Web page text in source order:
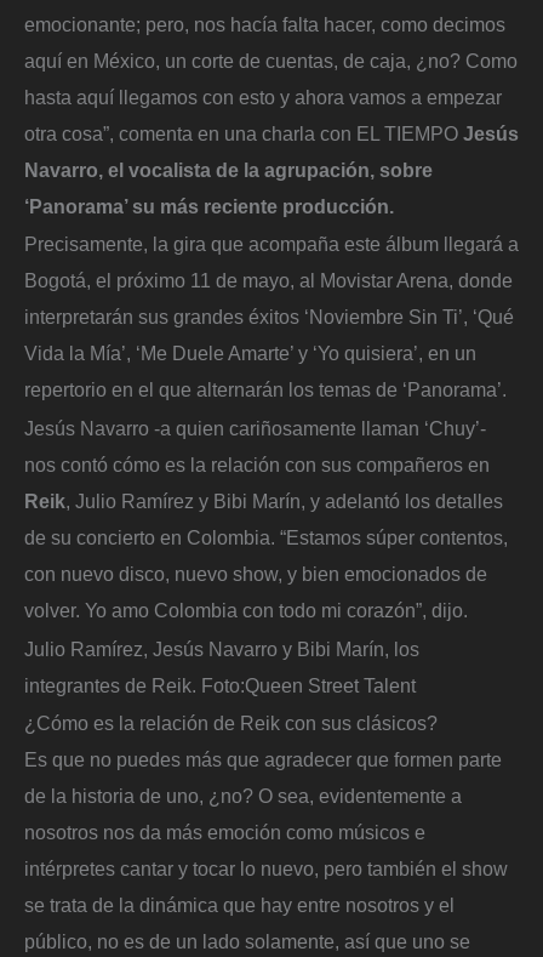
emocionante; pero, nos hacía falta hacer, como decimos
aquí en México, un corte de cuentas, de caja, ¿no? Como
hasta aquí llegamos con esto y ahora vamos a empezar
otra cosa”, comenta en una charla con EL TIEMPO Jesús
Navarro, el vocalista de la agrupación, sobre
‘Panorama’ su más reciente producción.
Precisamente, la gira que acompaña este álbum llegará a
Bogotá, el próximo 11 de mayo, al Movistar Arena, donde
interpretarán sus grandes éxitos ‘Noviembre Sin Ti’, ‘Qué
Vida la Mía’, ‘Me Duele Amarte’ y ‘Yo quisiera’, en un
repertorio en el que alternarán los temas de ‘Panorama’.
Jesús Navarro -a quien cariñosamente llaman ‘Chuy’-
nos contó cómo es la relación con sus compañeros en
Reik, Julio Ramírez y Bibi Marín, y adelantó los detalles
de su concierto en Colombia. “Estamos súper contentos,
con nuevo disco, nuevo show, y bien emocionados de
volver. Yo amo Colombia con todo mi corazón”, dijo.
Julio Ramírez, Jesús Navarro y Bibi Marín, los
integrantes de Reik. Foto:Queen Street Talent
¿Cómo es la relación de Reik con sus clásicos?
Es que no puedes más que agradecer que formen parte
de la historia de uno, ¿no? O sea, evidentemente a
nosotros nos da más emoción como músicos e
intérpretes cantar y tocar lo nuevo, pero también el show
se trata de la dinámica que hay entre nosotros y el
público, no es de un lado solamente, así que uno se